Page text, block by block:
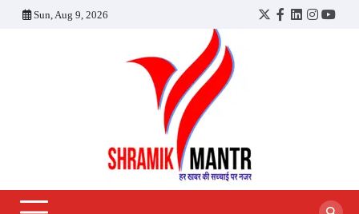
Sun, Aug 9, 2026
Twitter
Facebook
LinkedIn